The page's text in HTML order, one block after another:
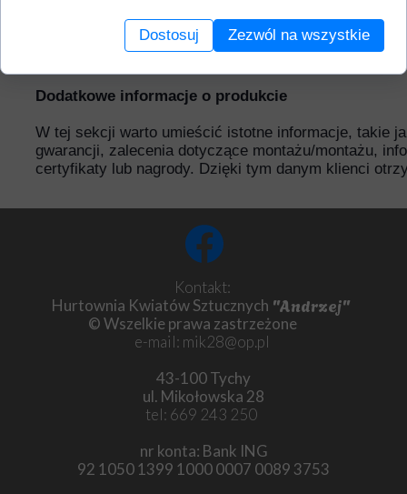
Dodatkowe informacje o produkcie
W tej sekcji warto umieścić istotne informacje, takie
gwarancji, zalecenia dotyczące montażu/montażu,
certyfikaty lub nagrody. Dzięki tym danym klienci
Kontakt:
Hurtownia Kwiatów Sztucznych "Andrzej"
© Wszelkie prawa zastrzeżone
e-mail: mik28@op.pl
43-100 Tychy
ul. Mikołowska 28
tel: 669 243 250
nr konta: Bank ING
92 1050 1399 1000 0007 0089 3753
Dostosuj Zezwól na wszystkie